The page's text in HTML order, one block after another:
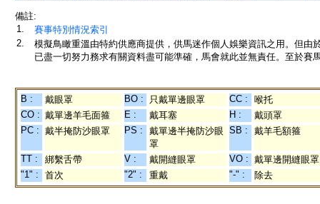
備註:
1.
賽事特別情況索引
2.
模擬鳥瞰重溫由特約供應商提供，供馬迷作個人娛樂資訊之用。但
已盡一切努力務求有關資料盡可能準確，馬會就此並無責任。至於賽
B : 戴眼罩 BO : 只戴單邊眼罩 CC :
喉托
CO : 戴單邊羊毛面箍 E : 戴耳塞 H :
戴頭罩
PC : 戴半掩防沙眼罩 PS :
戴單邊半掩防沙眼
罩
SB : 戴羊毛額箍
TT : 綁繫舌帶 V : 戴開縫眼罩 VO : 戴單邊開縫眼罩
"1" :
首次 "2" : 重戴 "-" : 除去